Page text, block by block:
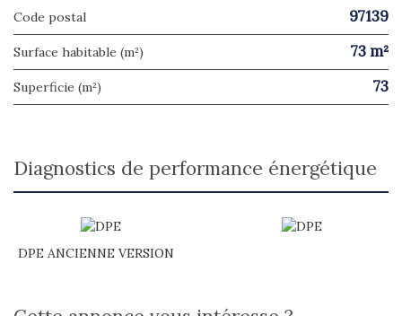
Code postal 97139
Surface habitable (m²) 73 m²
Superficie (m²) 73
diagnostics de performance énergétique
DPE ANCIENNE VERSION